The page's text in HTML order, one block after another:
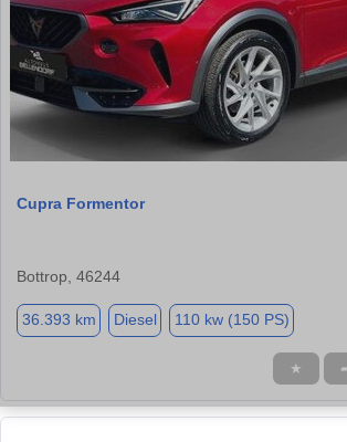
Cupra Formentor
Bottrop, 46244
36.393 km Diesel 110 kw (150 PS)
★